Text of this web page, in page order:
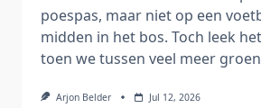
poespas, maar niet op een
midden in het bos. Toch leek
toen we tussen veel meer
Arjon Belder Jul 12, 2026